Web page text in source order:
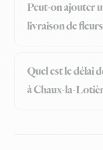
Peut-on ajouter
livraison de
Quel est le délai
à Chaux-la-